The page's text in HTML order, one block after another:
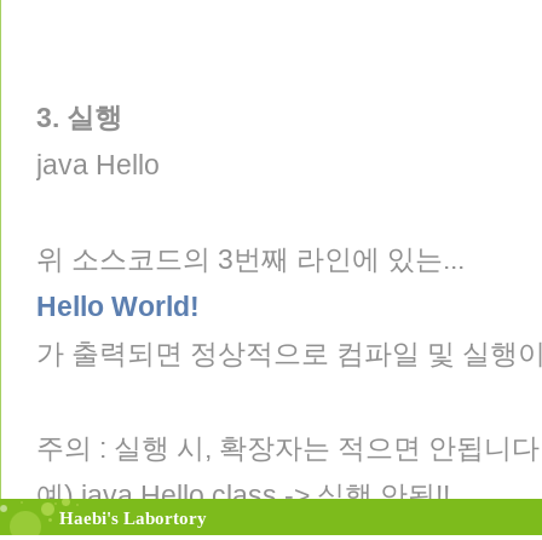
Haebi's Labortory
Home Tag
3. 실행
java Hello
위 소스코드의 3번째 라인에 있는...
Hello World!
가 출력되면 정상적으로 컴파일 및 실행
주의 : 실행 시, 확장자는 적으면 안됩니
예) java Hello.class -> 실행 안됨!!